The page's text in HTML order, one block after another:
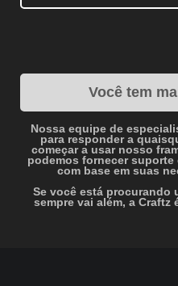
Você tem
Nossa equipe de
para responder a
começar a usar nosso
podemos fornecer
com base em suas
Se você está procurando
sempre vai além, a Craftz